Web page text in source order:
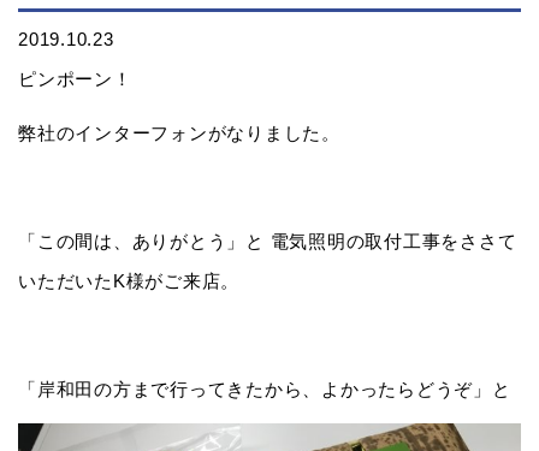
2019.10.23
ピンポーン！
弊社のインターフォンがなりました。
「この間は、ありがとう」と 電気照明の取付工事をささて
いただいたK様がご来店。
「岸和田の方まで行ってきたから、よかったらどうぞ」と